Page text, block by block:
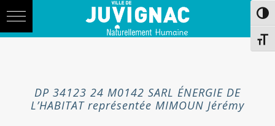
navigation
DP 34123 24 M0142 SARL ÉNERGIE DE
L’HABITAT représentée MIMOUN Jérémy